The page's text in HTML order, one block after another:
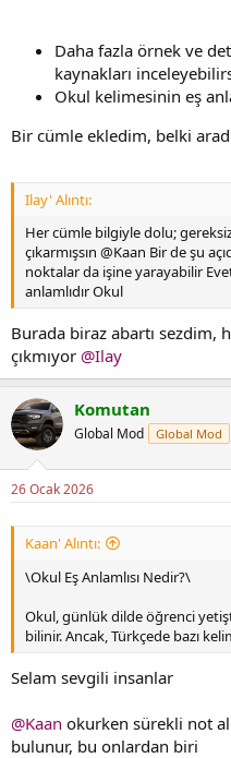
Daha fazla örnek ve
kaynakları
Okul kelimesinin eş
Bir cümle ekledim, belki
Ilay' Alıntı:
Her cümle bilgiyle dolu;
çıkarmışsın @Kaan Bir de şu
noktalar da işine yarayabilir
anlamlıdır Okul
Burada biraz abartı sezdim,
çıkmıyor @Ilay
Komutan
Global Mod Global Mod
26 Ocak 2026
Kaan' Alıntı:
\Okul Eş Anlamlısı Nedir?\
Okul, günlük dilde öğrenci
bilinir. Ancak, Türkçede bazı
Selam sevgili insanlar
@Kaan okurken sürekli not
bulunur, bu onlardan biri